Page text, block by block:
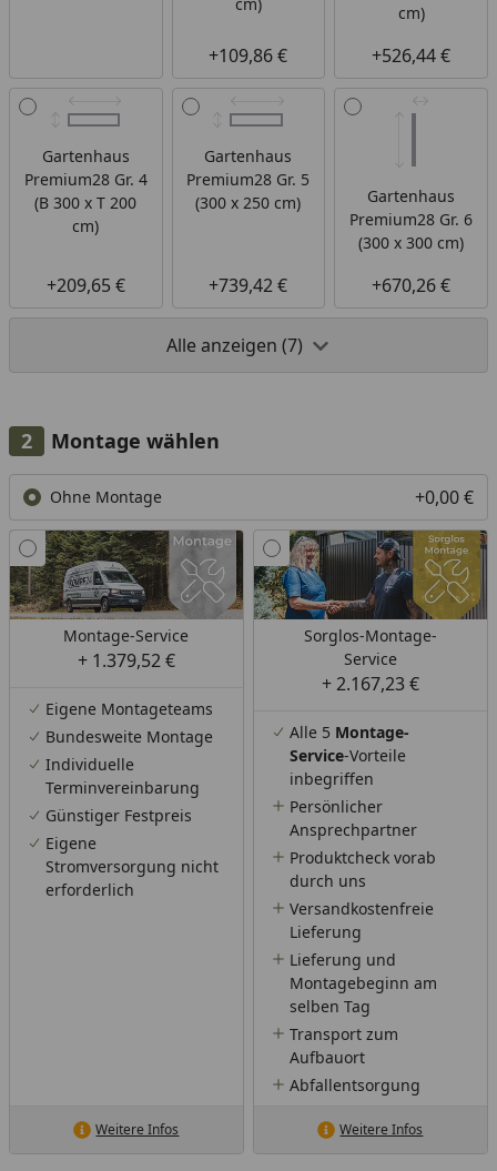
cm)
+109,86 €
cm)
+526,44 €
Gartenhaus
Premium28 Gr. 4
(B 300 x T 200
cm)
+209,65 €
Gartenhaus
Premium28 Gr. 5
(300 x 250 cm)
+739,42 €
Gartenhaus
Premium28 Gr. 6
(300 x 300 cm)
+670,26 €
Alle anzeigen (7)
Montage wählen
Ohne Montage +0,00 €
Montage-Service
+ 1.379,52 €
Eigene Montageteams
Bundesweite Montage
Individuelle
Terminvereinbarung
Günstiger Festpreis
Eigene
Stromversorgung nicht
erforderlich
Weitere Infos
Sorglos-Montage-
Service
+ 2.167,23 €
Alle 5 Montage-
Service-Vorteile
inbegriffen
Persönlicher
Ansprechpartner
Produktcheck vorab
durch uns
Versandkostenfreie
Lieferung
Lieferung und
Montagebeginn am
selben Tag
Transport zum
Aufbauort
Abfallentsorgung
Weitere Infos